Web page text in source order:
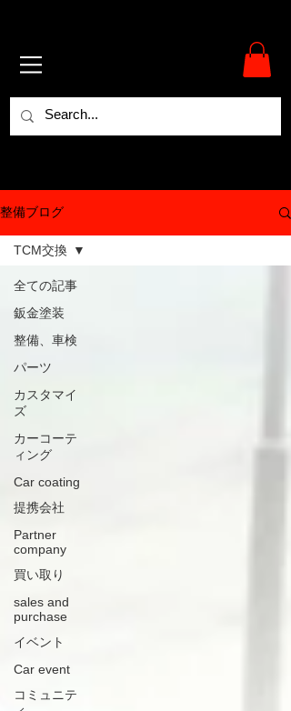
整備ブログ
全ての記事
鈑金塗装
整備、車検
パーツ
カスタマイ
ズ
カーコーテ
ィング
Car coating
提携会社
Partner
company
買い取り
sales and
purchase
イベント
Car event
コミュニテ
TCM交換